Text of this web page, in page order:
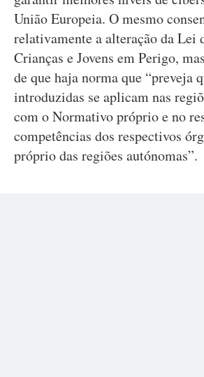
União Europeia. O mesmo
relativamente a alteração da Lei
Crianças e Jovens em Perigo,
de que haja norma que “preveja
introduzidas se aplicam nas
com o Normativo próprio e no
competências dos respectivos
próprio das regiões autónomas”.